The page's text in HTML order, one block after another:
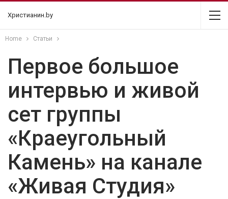
Христианин.by
Home Статьи
Первое большое
интервью и живой
сет группы
«Краеугольный
Камень» на канале
«Живая Студия»